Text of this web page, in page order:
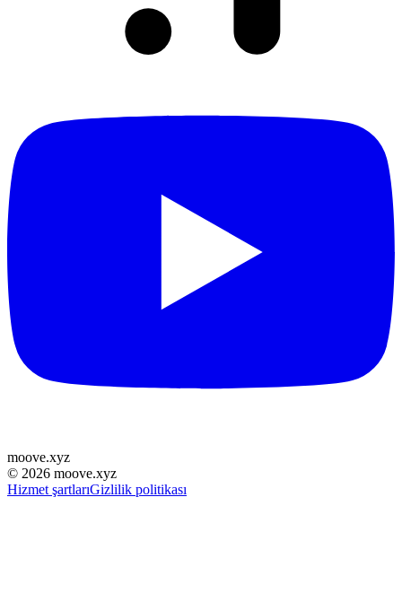
moove.xyz
© 2026 moove.xyz
Hizmet şartlarıGizlilik politikası